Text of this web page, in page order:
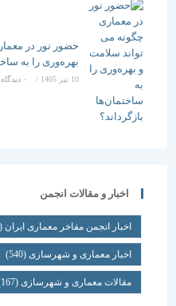
حضور نور در معماری
بهره‌وری را به ساختمان‌ها
/ ۰ دیدگاه
اخبار و مقالات انجمن
اخبار انجمن مفاخر معماری ایران (579)
اخبار معماری و شهرسازی(540)
مقالات معماری و شهرسازی(167)